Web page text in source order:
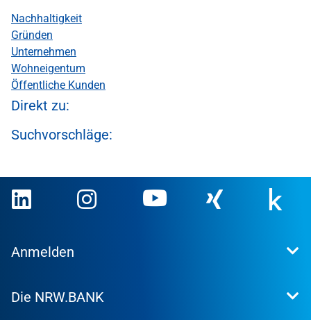
Nachhaltigkeit
Gründen
Unternehmen
Wohneigentum
Öffentliche Kunden
Direkt zu:
Suchvorschläge:
Anmelden
Kundenportal
Die NRW.BANK